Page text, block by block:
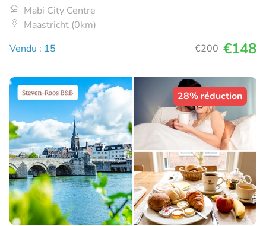
Mabi City Centre
Maastricht (0km)
Vendu : 15
€200 €148
28% réduction